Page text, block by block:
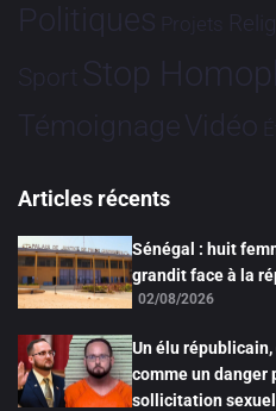
Politiques Projets
Sport Stop
TémoignageVidéo
Articles récents
Sénégal : huit
grandit face à la
02/08/2026
Un élu
comme un danger
sollicitation